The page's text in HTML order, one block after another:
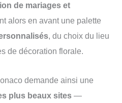
de mariages et
alors en avant une palette
, du choix du lieu
de décoration florale.
demande ainsi une
plus beaux sites —